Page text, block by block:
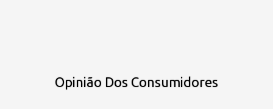
Opinião Dos Consumidores